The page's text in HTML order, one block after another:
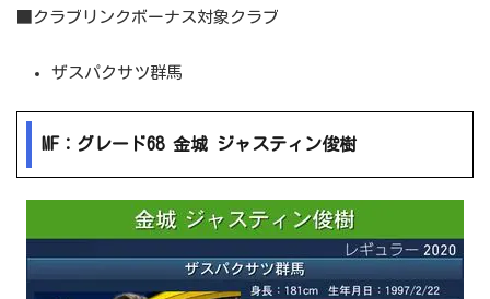
■クラブリンクボーナス対象クラブ
ザスパクサツ群馬
MF：グレード68 金城 ジャスティン俊樹